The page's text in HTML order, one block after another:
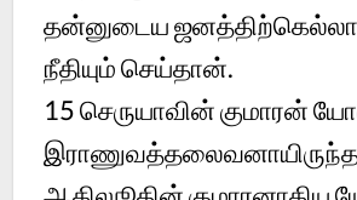
தன்னுடைய
நீதியும் செய்தான்.
15செருயாவின் குமாரன்